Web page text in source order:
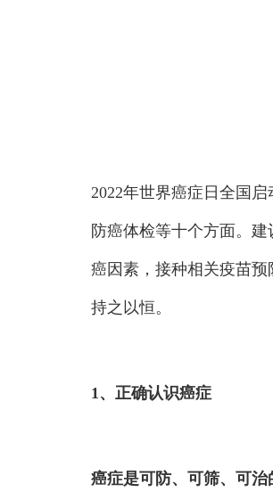
2022年世界癌症日全国
防癌体检等十个方面。
癌因素，接种相关疫苗
持之以恒。
1、正确认识癌症
癌症是可防、可筛、可治